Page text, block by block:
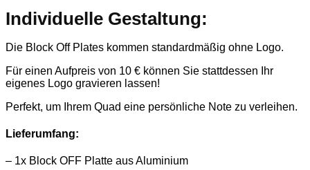
Individuelle Gestaltung:
Die Block Off Plates kommen standardmäßig ohne Logo.
Für einen Aufpreis von 10 € können Sie stattdessen Ihr
eigenes Logo gravieren lassen!
Perfekt, um Ihrem Quad eine persönliche Note zu verleihen.
Lieferumfang:
– 1x Block OFF Platte aus Aluminium